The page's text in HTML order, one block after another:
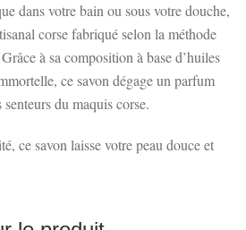
dans votre bain ou sous votre douche,
corse fabriqué selon la méthode
à sa composition à base d’huiles
ce savon dégage un parfum
du maquis corse.
ce savon laisse votre peau douce et